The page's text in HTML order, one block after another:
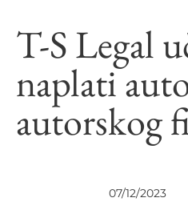
T-S Legal
naplati
autorskog
07/12/2023